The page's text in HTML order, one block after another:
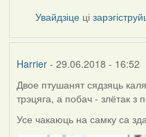
Увайдзіце ці
Harrier- 29.06.2018 - 16:52
Двое птушанят сядзяць каля
трэцяга, а побач - злётак з
Усе чакаюць на самку са